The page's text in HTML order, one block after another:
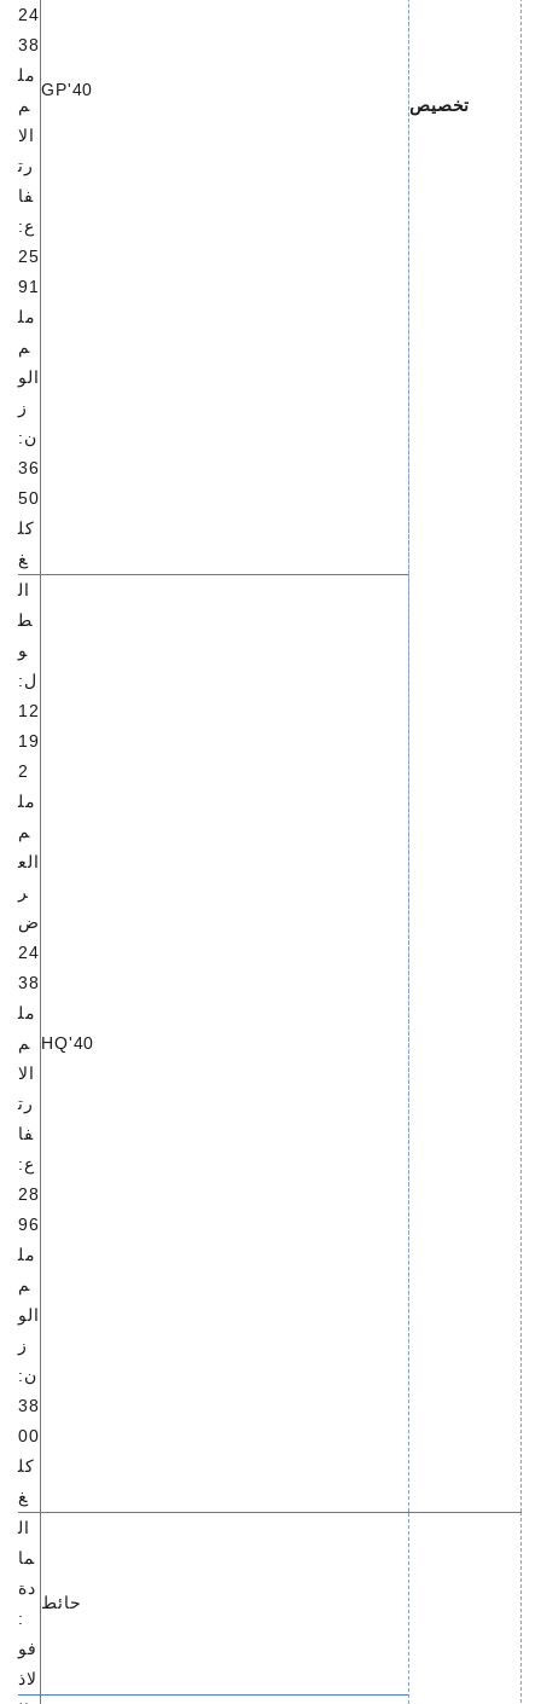
تخصيص
40'GP
24
38
مل
م
الا
رت
فا
ع:
25
91
مل
م
الو
ز
ن:
36
50
كل
غ
40'HQ
ال
ط
و
ل:
12
19
2
مل
م
الع
ر
ض
24
38
مل
م
الا
رت
فا
ع:
28
96
مل
م
الو
ز
ن:
38
00
كل
غ
حائط
ال
ما
دة
:
فو
لاذ